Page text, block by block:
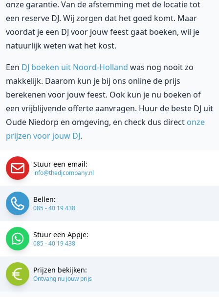
onze garantie. Van de afstemming met de locatie tot
een reserve DJ. Wij zorgen dat het goed komt. Maar
voordat je een DJ voor jouw feest gaat boeken, wil je
natuurlijk weten wat het kost.
Een DJ boeken uit Noord-Holland was nog nooit zo
makkelijk. Daarom kun je bij ons online de prijs
berekenen voor jouw feest. Ook kun je nu boeken of
een vrijblijvende offerte aanvragen. Huur de beste DJ uit
Oude Niedorp en omgeving, en check dus direct onze
prijzen voor jouw DJ.
Stuur een email:
info@thedjcompany.nl
Bellen:
085 - 40 19 438
Stuur een Appje:
085 - 40 19 438
Prijzen bekijken:
Ontvang nu jouw prijs